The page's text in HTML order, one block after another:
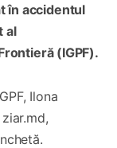
în accidentul
al
(IGPF).
Ilona